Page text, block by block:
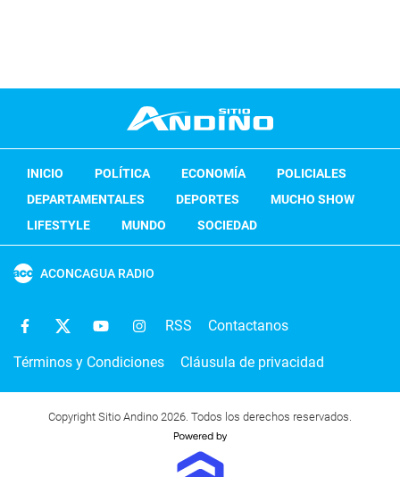
INICIO POLÍTICA ECONOMÍA
POLICIALES
DEPARTAMENTALES
DEPORTES
MUCHO SHOW
LIFESTYLE
MUNDO SOCIEDAD
ACONCAGUA RADIO
RSS Contactanos
Términos y Condiciones Cláusula de privacidad
Copyright Sitio Andino 2026. Todos los derechos reservados.